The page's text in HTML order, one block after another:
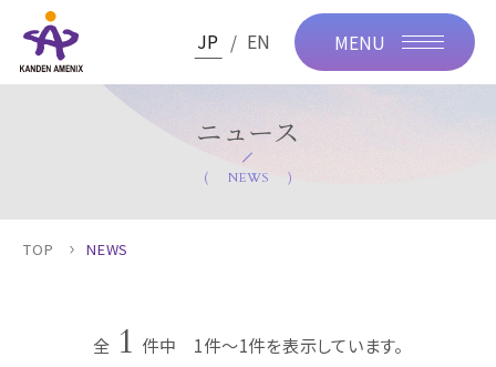
JP EN MENU
ニュース
NEWS
TOP NEWS
全 1 件中 1件～1件を表示しています。